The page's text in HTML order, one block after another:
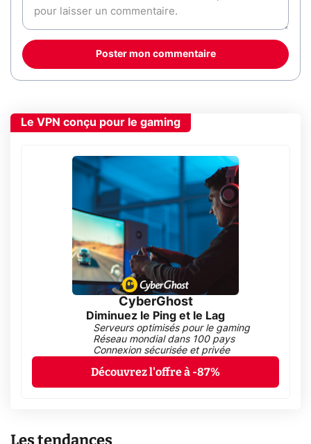
Poster mon commentaire
Le VPN conçu pour le gaming
CyberGhost
Diminuez le Ping et le Lag
Serveurs optimisés pour le gaming
Réseau mondial dans 100 pays
Connexion sécurisée et privée
Découvrez l'offre à -87%
Les tendances